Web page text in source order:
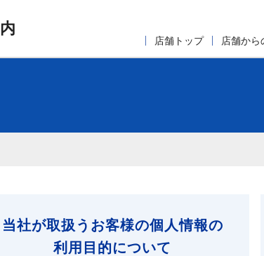
店舗トップ 店舗から
当社が取扱うお客様の個人情報の
利用目的について